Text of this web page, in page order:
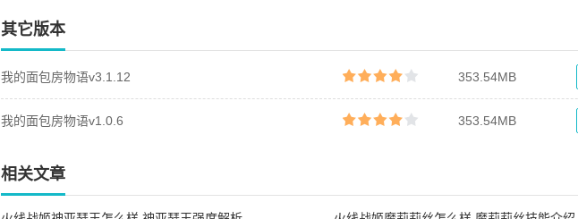
其它版本
我的面包房物语v3.1.12 353.54MB
我的面包房物语v1.0.6 353.54MB
相关文章